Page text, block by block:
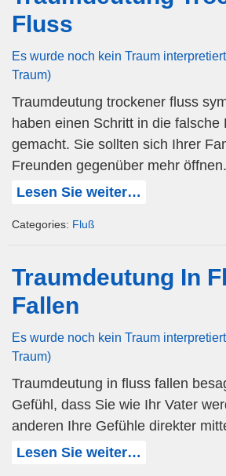
Fluss
Es wurde noch kein Traum
Traum)
Traumdeutung trockener fluss
haben einen Schritt in die falsche
gemacht. Sie sollten sich Ihrer
Freunden gegenüber mehr öffnen.
Lesen Sie weiter…
Categories: Fluß
Traumdeutung In
Fallen
Es wurde noch kein Traum
Traum)
Traumdeutung in fluss fallen
Gefühl, dass Sie wie Ihr Vater
anderen Ihre Gefühle direkter
Lesen Sie weiter…